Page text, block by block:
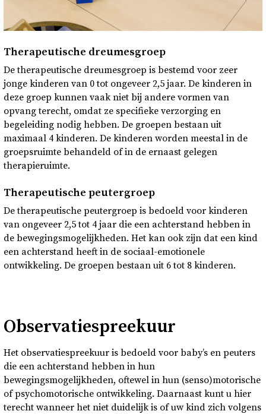
Therapeutische dreumesgroep
De therapeutische dreumesgroep is bestemd voor zeer
jonge kinderen van 0 tot ongeveer 2,5 jaar. De kinderen in
deze groep kunnen vaak niet bij andere vormen van
opvang terecht, omdat ze specifieke verzorging en
begeleiding nodig hebben. De groepen bestaan uit
maximaal 4 kinderen. De kinderen worden meestal in de
groepsruimte behandeld of in de ernaast gelegen
therapieruimte.
Therapeutische peutergroep
De therapeutische peutergroep is bedoeld voor kinderen
van ongeveer 2,5 tot 4 jaar die een achterstand hebben in
de bewegingsmogelijkheden. Het kan ook zijn dat een kind
een achterstand heeft in de sociaal-emotionele
ontwikkeling. De groepen bestaan uit 6 tot 8 kinderen.
Observatiespreekuur
Het observatiespreekuur is bedoeld voor baby’s en peuters
die een achterstand hebben in hun
bewegingsmogelijkheden, oftewel in hun (senso)motorische
of psychomotorische ontwikkeling. Daarnaast kunt u hier
terecht wanneer het niet duidelijk is of uw kind zich volgens